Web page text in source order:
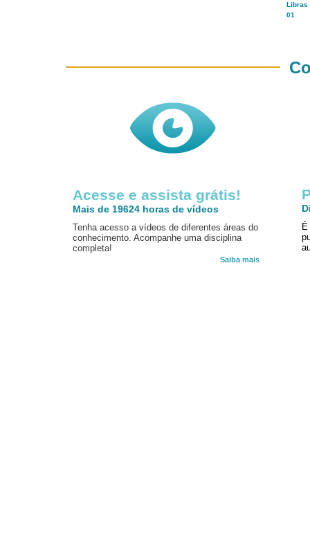
Libras
01
Acesse e assista grátis!
Mais de 19624 horas de vídeos
Tenha acesso a vídeos de diferentes áreas do
conhecimento. Acompanhe uma disciplina
completa!
Saiba mais